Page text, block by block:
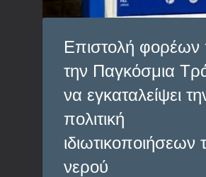
Επιστολή φορέων
την Παγκόσμια
να εγκαταλείψει
πολιτική
ιδιωτικοποιήσεων
νερού